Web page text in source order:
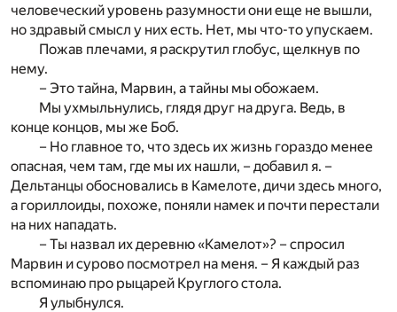
человеческий уровень разумности они еще не вышли,
но здравый смысл у них есть. Нет, мы что-то упускаем.
Пожав плечами, я раскрутил глобус, щелкнув по
нему.
– Это тайна, Марвин, а тайны мы обожаем.
Мы ухмыльнулись, глядя друг на друга. Ведь, в
конце концов, мы же Боб.
– Но главное то, что здесь их жизнь гораздо менее
опасная, чем там, где мы их нашли, – добавил я. –
Дельтанцы обосновались в Камелоте, дичи здесь много,
а гориллоиды, похоже, поняли намек и почти перестали
на них нападать.
– Ты назвал их деревню «Камелот»? – спросил
Марвин и сурово посмотрел на меня. – Я каждый раз
вспоминаю про рыцарей Круглого стола.
Я улыбнулся.